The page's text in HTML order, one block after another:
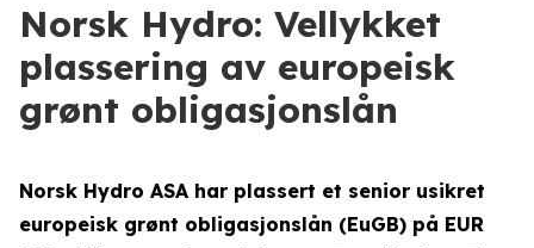
Norsk Hydro: Vellykket
plassering av europeisk
grønt obligasjonslån
Norsk Hydro ASA har plassert et senior usikret
europeisk grønt obligasjonslån (EuGB) på EUR